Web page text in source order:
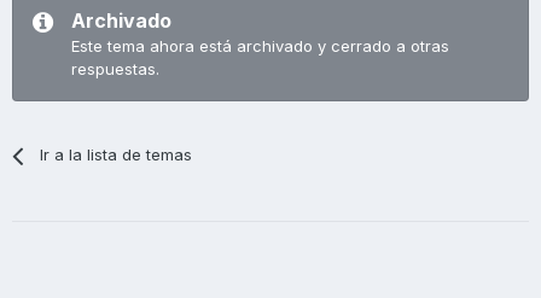
Archivado
Este tema ahora está archivado y cerrado a otras
respuestas.
Ir a la lista de temas